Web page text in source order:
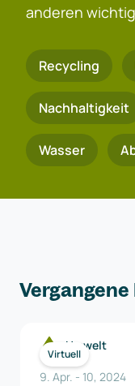
anderen
Recycling
Nachhaltigkeit
Wasser
Vergangene
Virtuell
Umwelt
9. Apr. - 10, 2024